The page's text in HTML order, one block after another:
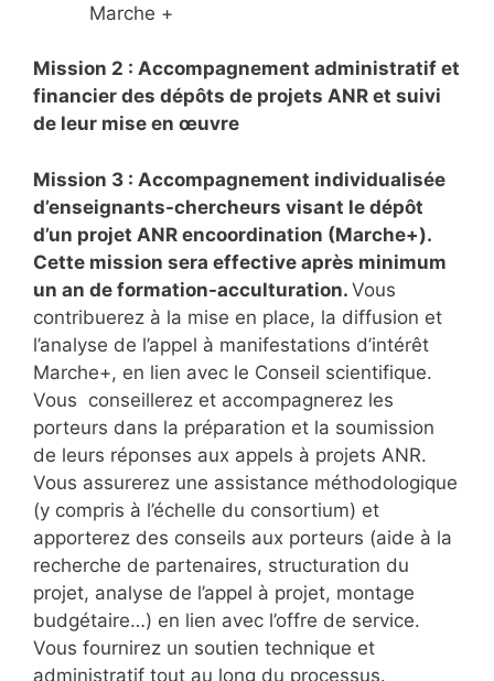
Marche +
Mission 2 : Accompagnement administratif et
financier des dépôts de projets ANR et suivi
de leur mise en œuvre
Mission 3 : Accompagnement individualisée
d’enseignants-chercheurs visant le dépôt
d’un projet ANR encoordination (Marche+).
Cette mission sera effective après minimum
un an de formation-acculturation. Vous
contribuerez à la mise en place, la diffusion et
l’analyse de l’appel à manifestations d’intérêt
Marche+, en lien avec le Conseil scientifique.
Vous conseillerez et accompagnerez les
porteurs dans la préparation et la soumission
de leurs réponses aux appels à projets ANR.
Vous assurerez une assistance méthodologique
(y compris à l’échelle du consortium) et
apporterez des conseils aux porteurs (aide à la
recherche de partenaires, structuration du
projet, analyse de l’appel à projet, montage
budgétaire…) en lien avec l’offre de service.
Vous fournirez un soutien technique et
administratif tout au long du processus.